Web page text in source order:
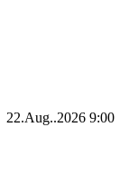
22.Aug..2026 9:00